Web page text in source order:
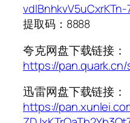
提取码：8888
夸克网盘下载链接：
https://
迅雷网盘下载链接：
https://